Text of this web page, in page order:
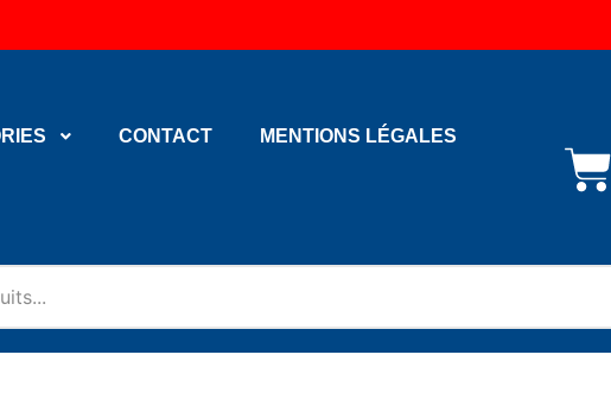
CONTACT MENTIONS LÉGALES